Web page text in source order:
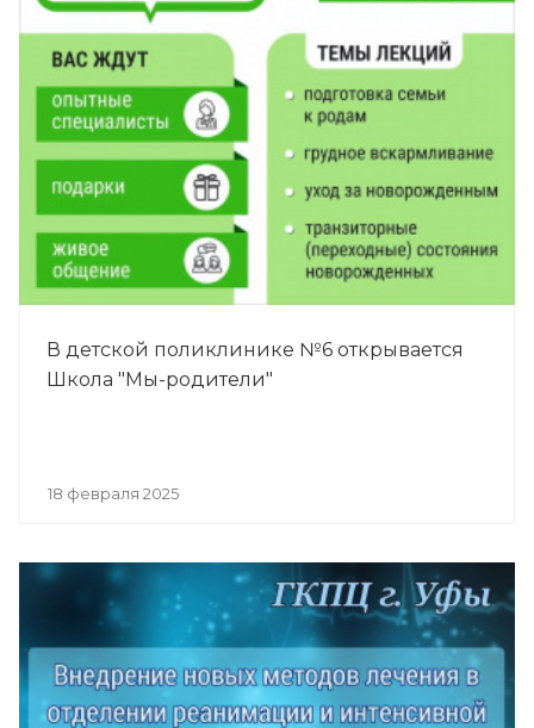
В детской поликлинике №6 открывается
Школа "Мы-родители"
18 февраля 2025